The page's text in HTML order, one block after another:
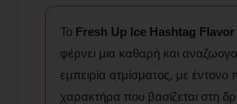
Το Fresh Up Ice Hashtag
φέρνει μια καθαρή και
εμπειρία ατμίσματος, με
χαρακτήρα που βασίζεται στη